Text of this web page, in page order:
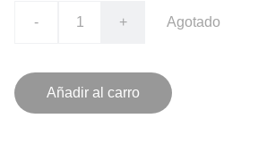
- + Agotado
Añadir al carro